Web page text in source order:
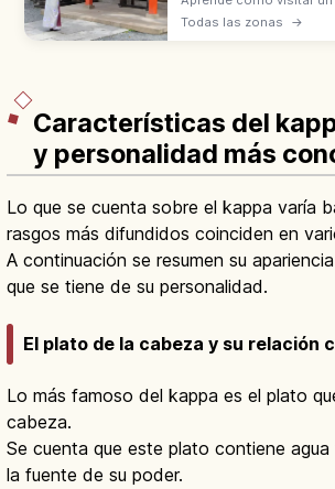
Japón: significado,
Todas las zonas →
Características del
y personalidad más
Lo que se cuenta sobre el kappa varía
rasgos más difundidos coinciden en
A continuación se resumen su
que se tiene de su personalidad.
El plato de la cabeza y su relación
Lo más famoso del kappa es el plato
cabeza.
Se cuenta que este plato contiene agua
la fuente de su poder.